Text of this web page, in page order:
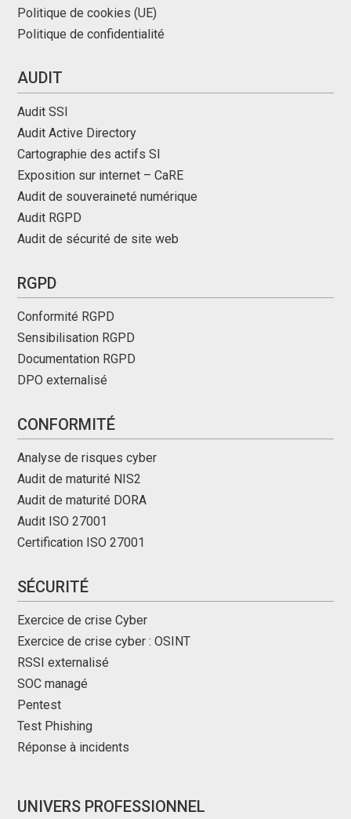
Politique de cookies (UE)
Politique de confidentialité
AUDIT
Audit SSI
Audit Active Directory
Cartographie des actifs SI
Exposition sur internet – CaRE
Audit de souveraineté numérique
Audit RGPD
Audit de sécurité de site web
RGPD
Conformité RGPD
Sensibilisation RGPD
Documentation RGPD
DPO externalisé
CONFORMITÉ
Analyse de risques cyber
Audit de maturité NIS2
Audit de maturité DORA
Audit ISO 27001
Certification ISO 27001
SÉCURITÉ
Exercice de crise Cyber
Exercice de crise cyber : OSINT
RSSI externalisé
SOC managé
Pentest
Test Phishing
Réponse à incidents
UNIVERS PROFESSIONNEL